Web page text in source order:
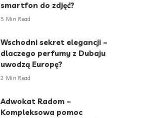
smartfon do zdjęć?
5 Min Read
Wschodni sekret elegancji –
dlaczego perfumy z Dubaju
uwodzą Europę?
2 Min Read
Adwokat Radom –
Kompleksowa pomoc